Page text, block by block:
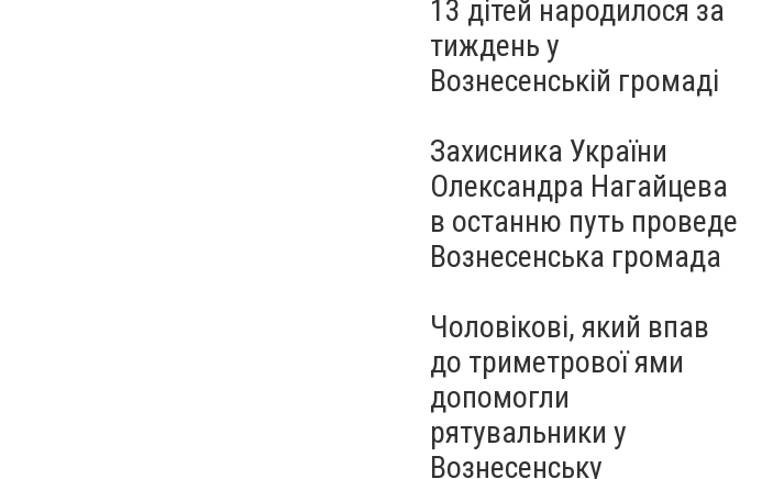
13 дітей народилося за
тиждень у
Вознесенській громаді
Захисника України
Олександра Нагайцева
в останню путь проведе
Вознесенська громада
Чоловікові, який впав
до триметрової ями
допомогли
рятувальники у
Вознесенську